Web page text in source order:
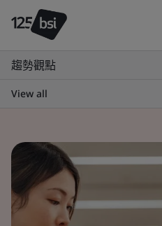
趨勢觀點
View all